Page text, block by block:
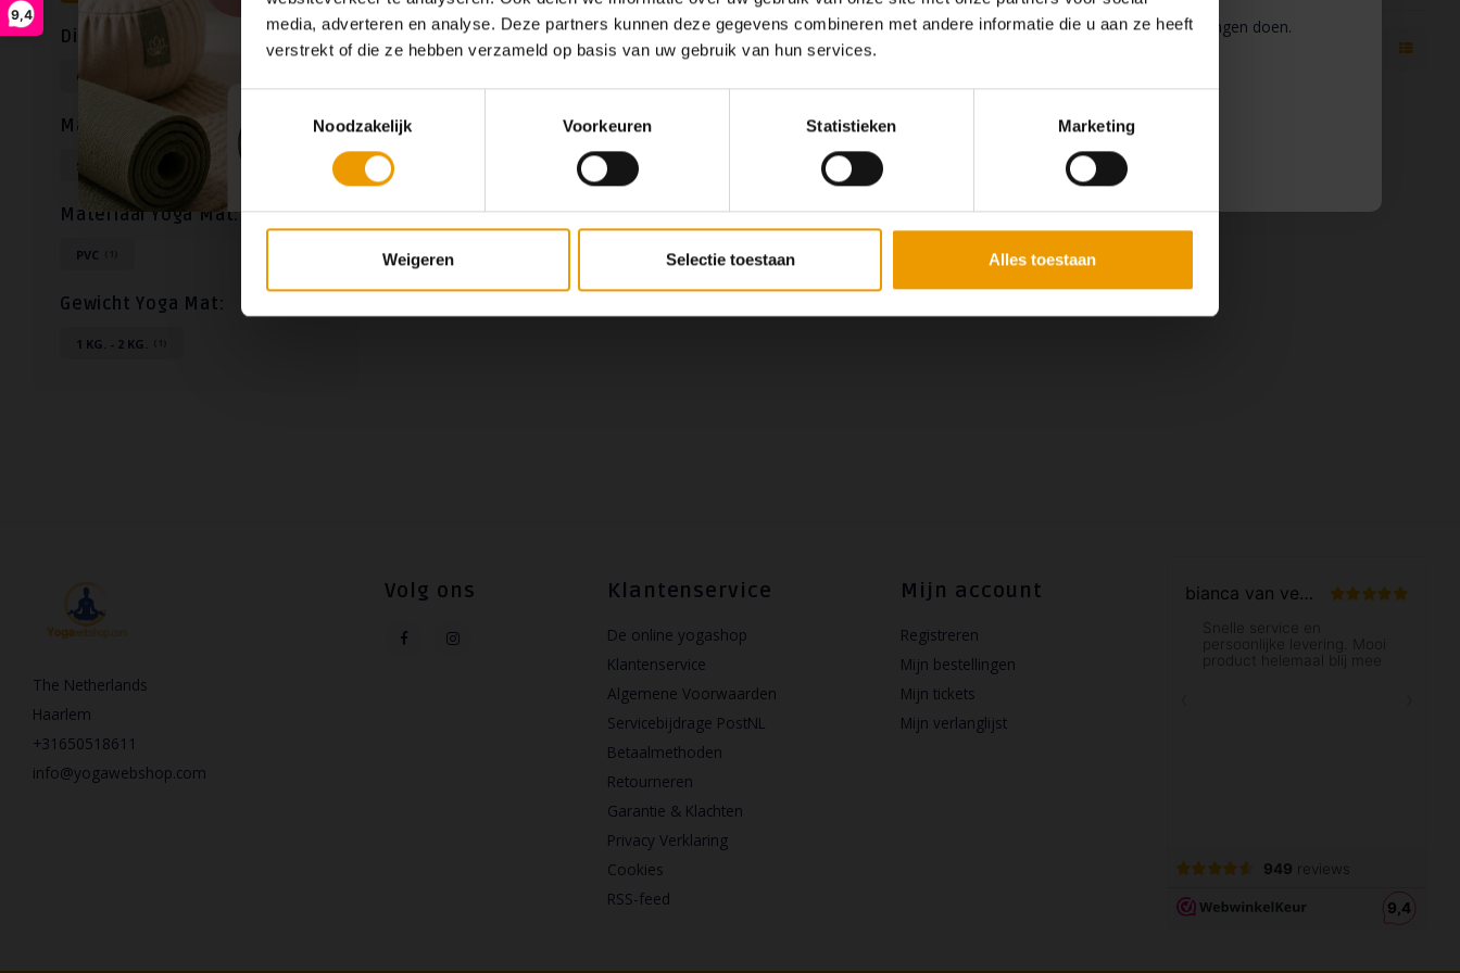
Op dit moment houden wij pauze en kunt u geen bestellingen doen.
9,4
media, adverteren en analyse. Deze partners kunnen deze gegevens combineren met andere informatie die u aan ze heeft
verstrekt of die ze hebben verzameld op basis van uw gebruik van hun services.
Noodzakelijk
Voorkeuren Statistieken Marketing
Weigeren Selectie toestaan Alles toestaan
Dikte Yoga Mat:
6MM.
Maat Yoga Mat:
STANDAARD
Materiaal Yoga Mat:
PVC
Gewicht Yoga Mat:
1 KG. - 2 KG.
Naam oplopend
The Netherlands
Haarlem
+31650518611
info@yogawebshop.com
Volg ons Klantenservice
De online yogashop
Klantenservice
Algemene Voorwaarden
Servicebijdrage PostNL
Betaalmethoden
Retourneren
Garantie & Klachten
Privacy Verklaring
Cookies
RSS-feed
Mijn account
Registreren
Mijn bestellingen
Mijn tickets
Mijn verlanglijst